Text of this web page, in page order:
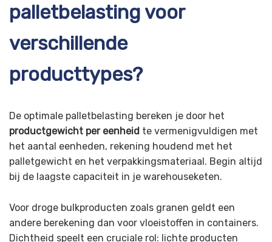
palletbelasting voor
verschillende
producttypes?
De optimale palletbelasting bereken je door het
productgewicht per eenheid te vermenigvuldigen met
het aantal eenheden, rekening houdend met het
palletgewicht en het verpakkingsmateriaal. Begin altijd
bij de laagste capaciteit in je warehouseketen.
Voor droge bulkproducten zoals granen geldt een
andere berekening dan voor vloeistoffen in containers.
Dichtheid speelt een cruciale rol: lichte producten